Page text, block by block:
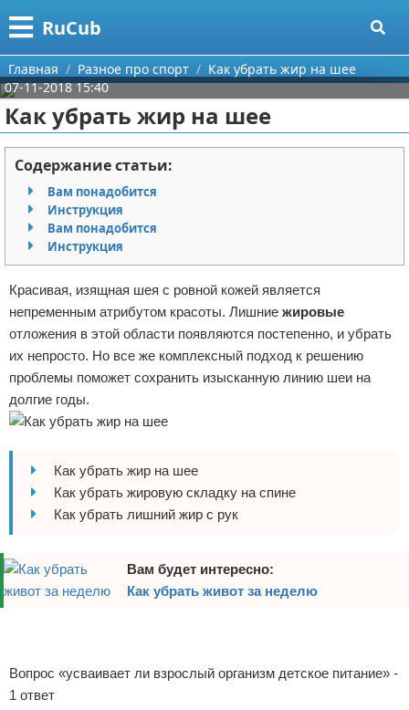
RuCub
Меню
Главная
Категории
Аэробика
Разное про спорт
Баскетбол
Бодибилдинг
Конный спорт
Экстримальный спорт
Боевые виды искусства
Как накачаться
Теннис
Водный спорт
Йога и пилатес
Поиск
О проекте
Контакты
Сотрудничество
Размещение рекламы
Для правообладателей
Условия предоставления информации
Отказ от ответственности
Главная Разное про спорт
Как убрать жир на шее
07-11-2018 15:40
Как убрать жир на шее
Содержание статьи:
Вам понадобится
Инструкция
Вам понадобится
Инструкция
Красивая, изящная шея с ровной кожей является
непременным атрибутом красоты. Лишние жировые
отложения в этой области появляются постепенно, и убрать
их непросто. Но все же комплексный подход к решению
проблемы поможет сохранить изысканную линию шеи на
долгие годы.
Как убрать жир на шее
Как убрать жировую складку на спине
Как убрать лишний жир с рук
Вам будет интересно:
Как убрать живот за неделю
Вопрос «усваивает ли взрослый организм детское питание» -
1 ответ